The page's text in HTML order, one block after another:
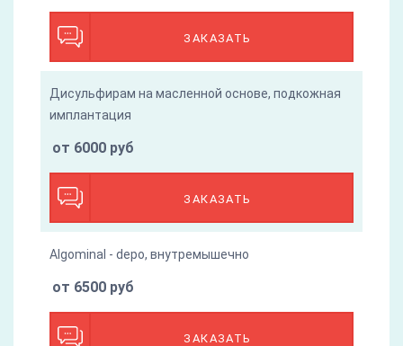
ЗАКАЗАТЬ
Дисульфирам на масленной основе, подкожная
имплантация
ЗАКАЗАТЬ
от 6000 руб
Algominal - depo, внутремышечно
ЗАКАЗАТЬ
от 6500 руб